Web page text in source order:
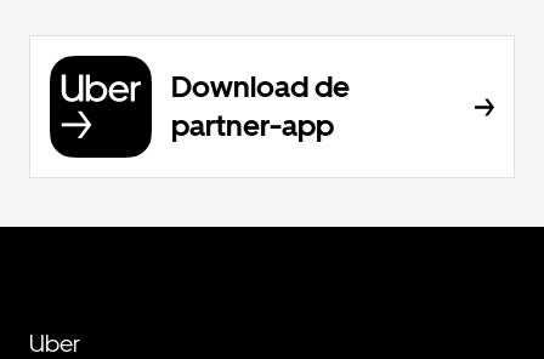
Download de
partner-app
Uber